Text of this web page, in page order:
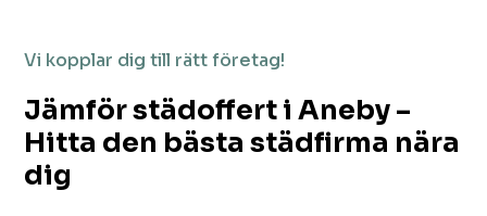
Vi kopplar dig till rätt företag!
Jämför städoffert i Aneby –
Hitta den bästa städfirma nära
dig